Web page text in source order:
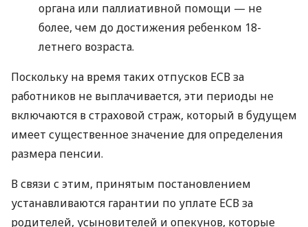
органа или паллиативной помощи — не
более, чем до достижения ребенком 18-
летнего возраста.
Поскольку на время таких отпусков ЕСВза
работников не выплачивается, эти периоды не
включаются в страховой страж, который в будущем
имеет существенное значение для определения
размера пенсии.
В связи с этим, принятым постановлением
устанавливаются гарантии по уплате ЕСВза
родителей, усыновителей и опекунов, которые